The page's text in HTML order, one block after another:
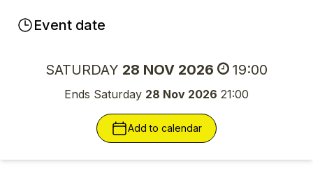
Event date
SATURDAY 28 NOV 2026 19:00
Ends Saturday 28 Nov 2026 21:00
Add to calendar